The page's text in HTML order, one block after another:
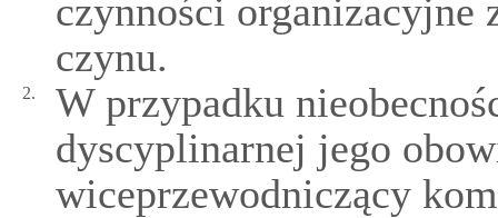
czynności organizacyjne
czynu.
2.
W przypadku
dyscyplinarnej jego
wiceprzewodniczący